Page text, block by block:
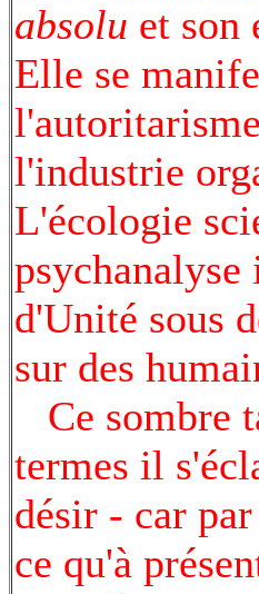
absolu et son
Elle se
l'industrie
L'écologie
d'Unité sous
sur des
Ce sombre
termes il
désir - car
ce qu'à